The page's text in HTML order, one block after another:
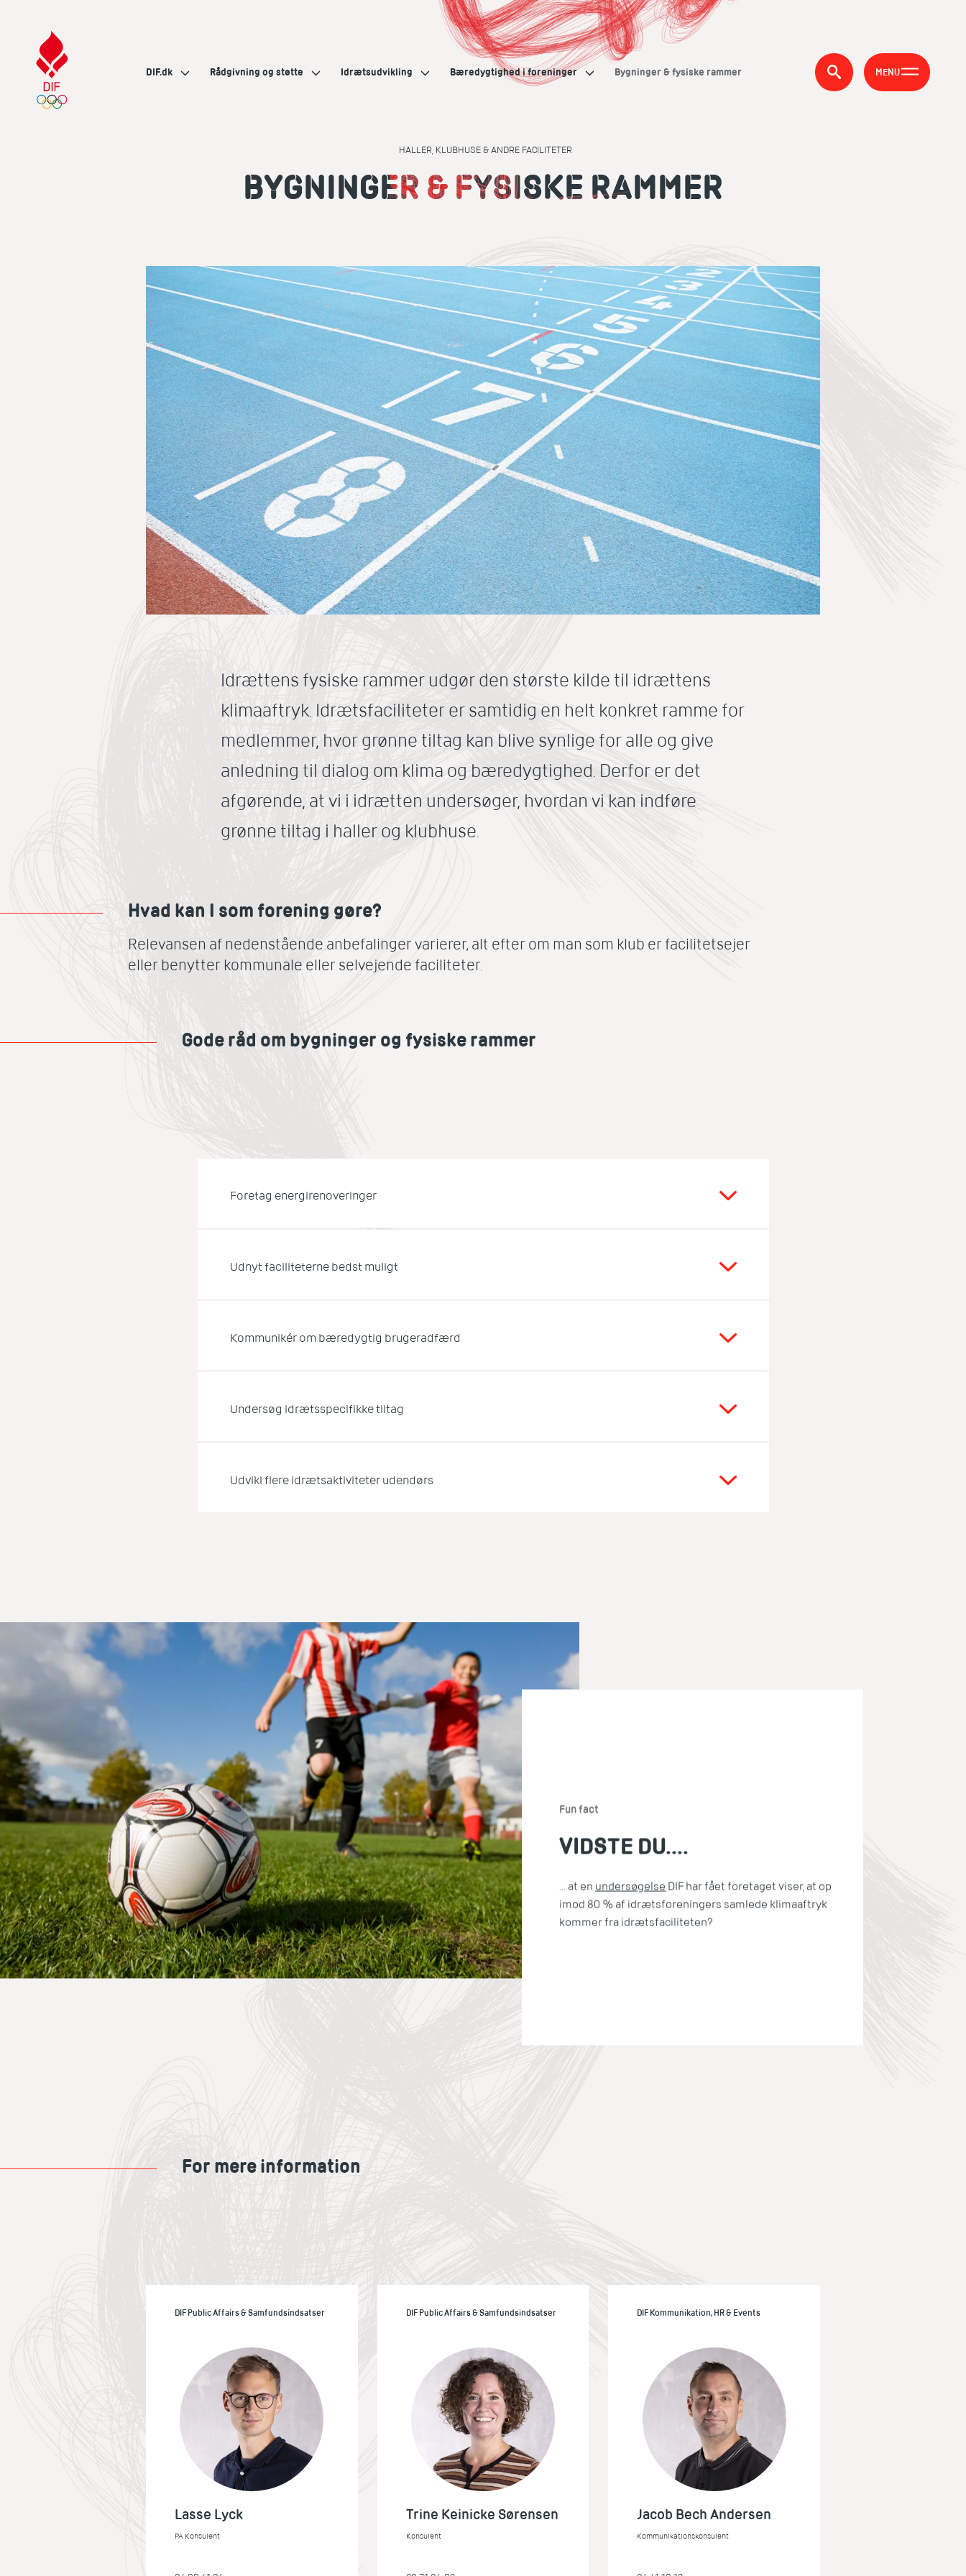
MENU
DIF.dk Rådgivning og støtte Idrætsudvikling Bæredygtighed i foreninger Bygninger & fysiske rammer
HALLER, KLUBHUSE & ANDRE FACILITETER
BYGNINGER & FYSISKE RAMMER
Idrættens fysiske rammer udgør den største kilde til idrættens
klimaaftryk. Idrætsfaciliteter er samtidig en helt konkret ramme for
medlemmer, hvor grønne tiltag kan blive synlige for alle og give
anledning til dialog om klima og bæredygtighed. Derfor er det
afgørende, at vi i idrætten undersøger, hvordan vi kan indføre
grønne tiltag i haller og klubhuse.
Hvad kan I som forening gøre?
Relevansen af nedenstående anbefalinger varierer, alt efter om man som klub er facilitetsejer
eller benytter kommunale eller selvejende faciliteter.
Gode råd om bygninger og fysiske rammer
Foretag energirenoveringer
Udnyt faciliteterne bedst muligt
Kommunikér om bæredygtig brugeradfærd
Undersøg idrætsspecifikke tiltag
Udvikl flere idrætsaktiviteter udendørs
Fun fact
VIDSTE DU....
... at en undersøgelse DIF har fået foretaget viser, at op
imod 80 % af idrætsforeningers samlede klimaaftryk
kommer fra idrætsfaciliteten?
For mere information
DIF Public Affairs & Samfundsindsatser
Lasse Lyck
PA Konsulent
DIF Public Affairs & Samfundsindsatser
Trine Keinicke Sørensen
Konsulent
DIF Kommunikation, HR & Events
Jacob Bech Andersen
Kommunikationskonsulent